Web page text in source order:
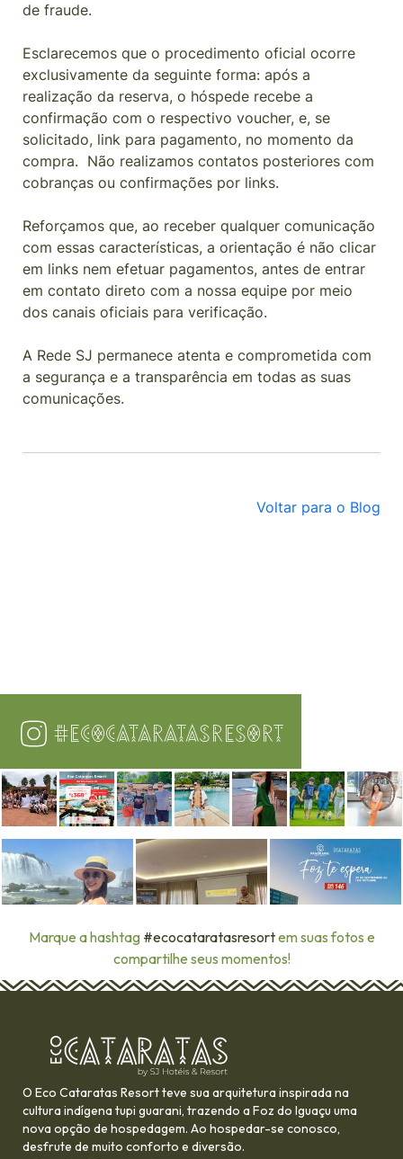
de fraude.
Esclarecemos que o procedimento oficial ocorre
exclusivamente da seguinte forma: após a
realização da reserva, o hóspede recebe a
confirmação com o respectivo voucher, e, se
solicitado, link para pagamento, no momento da
compra. Não realizamos contatos posteriores com
cobranças ou confirmações por links.
Reforçamos que, ao receber qualquer comunicação
com essas características, a orientação é não clicar
em links nem efetuar pagamentos, antes de entrar
em contato direto com a nossa equipe por meio
dos canais oficiais para verificação.
A Rede SJ permanece atenta e comprometida com
a segurança e a transparência em todas as suas
comunicações.
Voltar para o Blog
#ECOCATARATASRESORT
Marque a hashtag #ecocataratasresortem suas fotos e
compartilhe seus momentos!
O Eco Cataratas Resort teve sua arquitetura inspirada na
cultura indígena tupi guarani, trazendo a Foz do Iguaçu uma
nova opção de hospedagem. Ao hospedar-se conosco,
desfrute de muito conforto e diversão.